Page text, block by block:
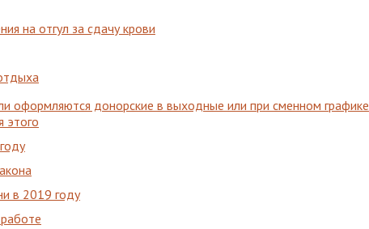
на отгул за сдачу крови
оформляются донорские в выходные или при сменном графике
этого
в 2019 году